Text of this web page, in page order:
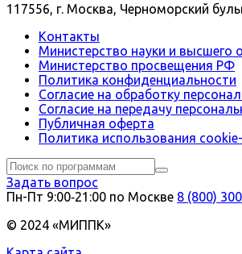
117556, г. Москва, Черноморский
Контакты
Министерство науки и высшего
Министерство просвещения РФ
Политика конфиденциальности
Согласие на обработку
Согласие на передачу
Публичная оферта
Политика использования
Задать вопрос
Пн-Пт 9:00‑21:00 по Москве 8 (800)
© 2024 «МИППК»